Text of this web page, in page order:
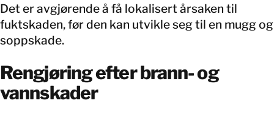
Det er avgjørende å få lokalisert årsaken til
fuktskaden, før den kan utvikle seg til en mugg og
soppskade.
Rengjøring efter brann- og
vannskader